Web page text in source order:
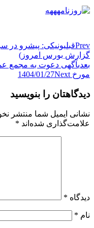
Prevقبلیونیکی: پیشرو در
گزارش بورس امروز)
بعدیآگهی دعوت به مجمع
مورخ 1404/01/27 Next
دیدگاهتان را بنویسید
نشانی ایمیل شما منتشر
علامت‌گذاری شده‌اند *
دیدگاه *
نام *